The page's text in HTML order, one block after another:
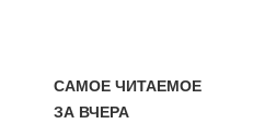
САМОЕ ЧИТАЕМОЕ
ЗА ВЧЕРА